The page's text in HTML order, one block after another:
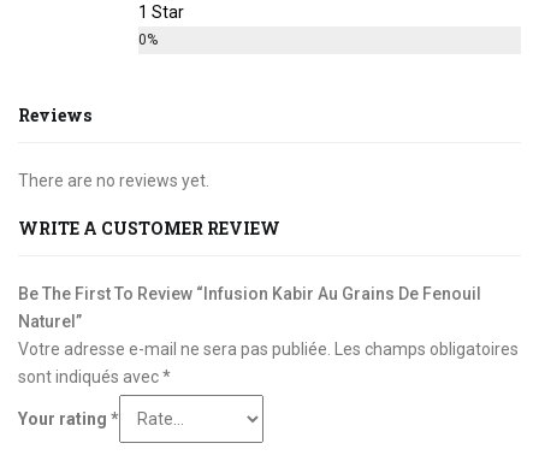
1 Star
0%
Reviews
There are no reviews yet.
WRITE A CUSTOMER REVIEW
Be The First To Review “Infusion Kabir Au Grains De Fenouil
Naturel”
Votre adresse e-mail ne sera pas publiée.
Les champs obligatoires
sont indiqués avec*
Your rating *